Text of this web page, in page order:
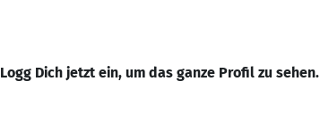
Logg Dich jetzt ein, um das ganze Profil zu sehen.